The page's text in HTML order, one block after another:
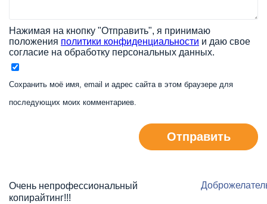
Нажимая на кнопку "Отправить", я принимаю
положения политики конфиденциальности и даю свое
согласие на обработку персональных данных.
Сохранить моё имя, email и адрес сайта в этом браузере для
последующих моих комментариев.
Отправить
Очень непрофессиональный
копирайтинг!!!